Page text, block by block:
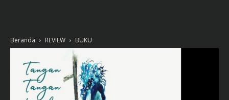
Beranda REVIEW BUKU